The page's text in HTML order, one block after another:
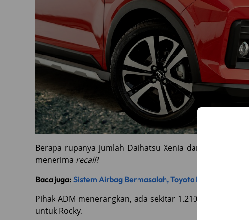
Berapa rupanya jumlah Daihatsu Xenia dan Rocky
menerima recall?
Baca juga: Sistem Airbag Bermasalah, Toyota Recall Avanza,
Pihak ADM menerangkan, ada sekitar 1.210 unit yang
untuk Rocky.